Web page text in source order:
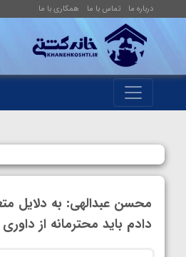
درباره ما تماس با ما همکاری با ما
محسن عبدالهی: به دلایل
دادم باید محترمانه از